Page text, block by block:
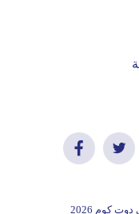
كوم 2026